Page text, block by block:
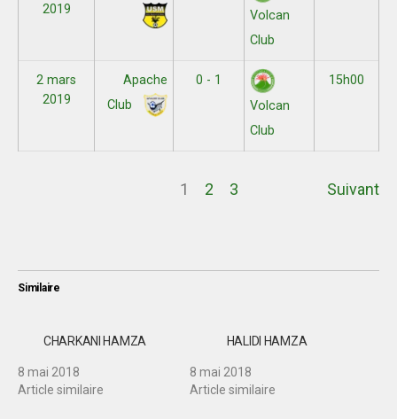
2019
Volcan
Club
2 mars
2019
Apache
Club
0 - 1
Volcan
Club
15h00
1 2 3 Suivant
Similaire
CHARKANI HAMZA
8 mai 2018
Article similaire
HALIDI HAMZA
8 mai 2018
Article similaire